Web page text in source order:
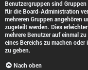
Benutzergruppen sind
für die Board-Administration
mehreren Gruppen angehören
zugeteilt werden. Dies
mehrere Benutzer auf einmal
eines Bereichs zu machen
zu geben.
Nach oben